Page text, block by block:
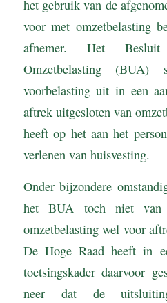
het gebruik van de
voor met omzetbelasting
afnemer. Het
Omzetbelasting
voorbelasting uit in een
aftrek uitgesloten van
heeft op het aan het
verlenen van huisvesting.
Onder bijzondere
het BUA toch niet van
omzetbelasting wel voor
De Hoge Raad heeft in
toetsingskader daarvoor
neer dat de